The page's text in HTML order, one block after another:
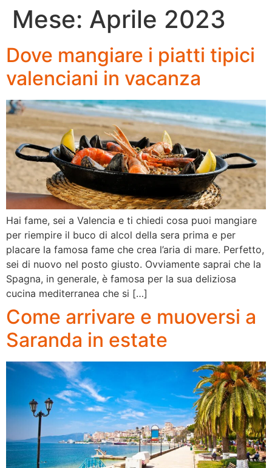
Mese: Aprile 2023
Dove mangiare i piatti tipici
valenciani in vacanza
Hai fame, sei a Valencia e ti chiedi cosa puoi mangiare
per riempire il buco di alcol della sera prima e per
placare la famosa fame che crea l’aria di mare. Perfetto,
sei di nuovo nel posto giusto. Ovviamente saprai che la
Spagna, in generale, è famosa per la sua deliziosa
cucina mediterranea che si […]
Come arrivare e muoversi a
Saranda in estate